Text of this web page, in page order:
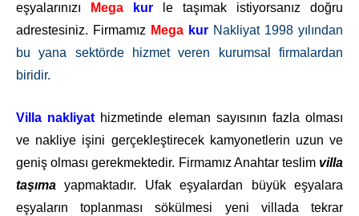
eşyalarınızı
Mega kur
le taşımak istiyorsanız doğru
adrestesiniz. Firmamız Mega kur Nakliyat 1998 yılından
bu yana sektörde hizmet veren kurumsal firmalardan
biridir.
Villa nakliyat hizmetinde eleman sayısının fazla olması
ve nakliye işini gerçekleştirecek kamyonetlerin uzun ve
geniş olması gerekmektedir. Firmamız Anahtar teslim villa
taşıma yapmaktadır. Ufak eşyalardan büyük eşyalara
eşyaların toplanması sökülmesi yeni villada tekrar